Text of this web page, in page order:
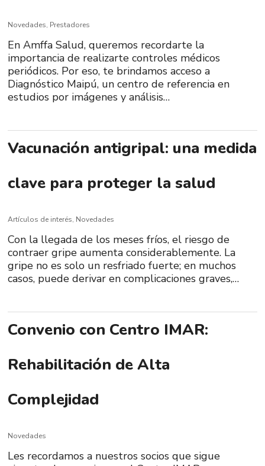
Novedades, Prestadores
En Amffa Salud, queremos recordarte la
importancia de realizarte controles médicos
periódicos. Por eso, te brindamos acceso a
Diagnóstico Maipú, un centro de referencia en
estudios por imágenes y análisis…
Vacunación antigripal: una medida
clave para proteger la salud
Artículos de interés, Novedades
Con la llegada de los meses fríos, el riesgo de
contraer gripe aumenta considerablemente. La
gripe no es solo un resfriado fuerte; en muchos
casos, puede derivar en complicaciones graves,…
Convenio con Centro IMAR:
Rehabilitación de Alta
Complejidad
Novedades
Les recordamos a nuestros socios que sigue